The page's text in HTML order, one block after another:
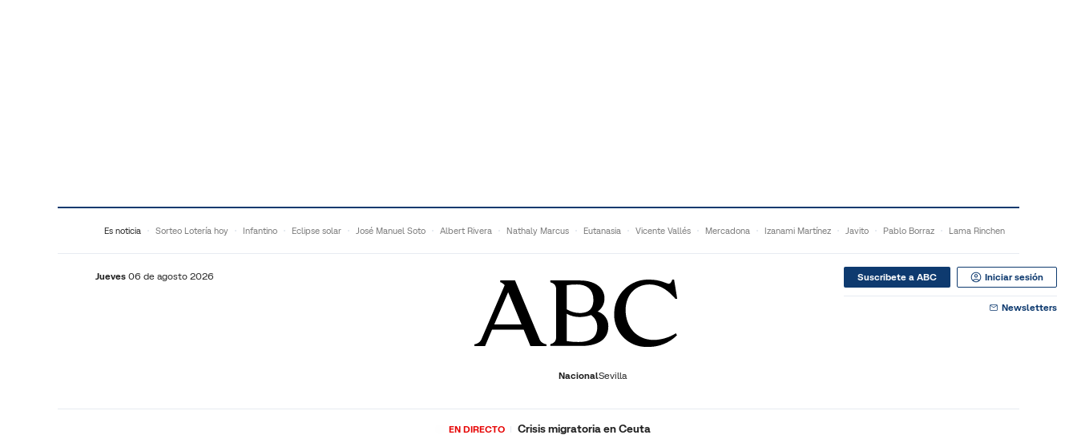
Es noticia Sorteo Lotería hoy Infantino Eclipse solar José Manuel Soto Albert Rivera Nathaly Marcus Eutanasia Vicente Vallés Mercadona Izanami Martínez Javito Pablo Borraz Lama Rinchen
Jueves 06 de agosto 2026
NacionalSevilla
Suscribete a ABC Iniciar sesión
Newsletters
ECONOMÍADEPORTES SOCIEDADCULTURAGENTEPLAY
EN DIRECTO Crisis migratoria en Ceuta